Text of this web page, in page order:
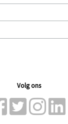
Volg ons